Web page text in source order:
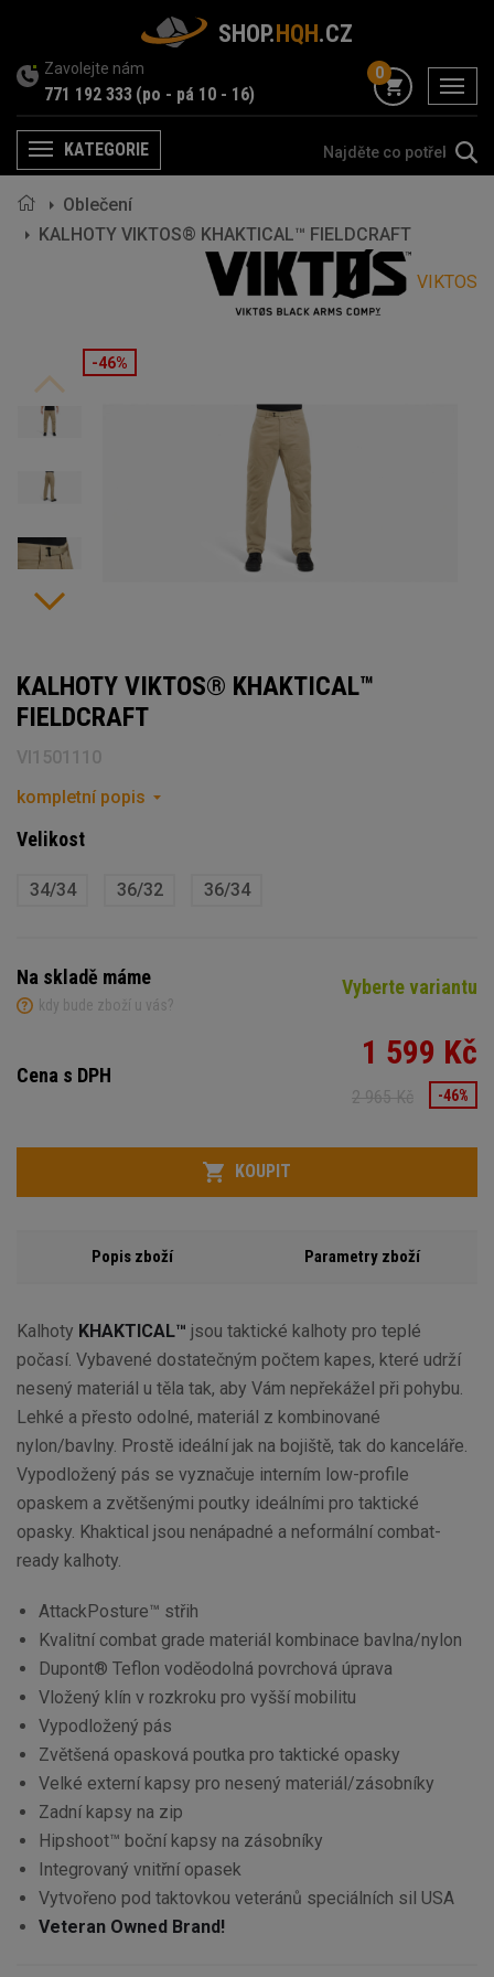
SHOP.HQH.CZ
Zavolejte nám
771 192 333 (po - pá 10 - 16) menu
0
MenuKATEGORIE
Oblečení
KALHOTY VIKTOS® KHAKTICAL™ FIELDCRAFT
VIKTOS
-46%
KALHOTY VIKTOS® KHAKTICAL™
FIELDCRAFT
VI1501110
kompletní popis
Velikost
34/34 36/32 36/34
Na skladě máme
kdy bude zboží u vás?
Vyberte variantu
Cena s DPH
1 599 Kč
2 965 Kč -46%
Počet
Variant
KOUPIT
Popis zboží Parametry zboží
Kalhoty KHAKTICAL™ jsou taktické kalhoty pro teplé
počasí. Vybavené dostatečným počtem kapes, které udrží
nesený materiál u těla tak, aby Vám nepřekážel při pohybu.
Lehké a přesto odolné, materiál z kombinované
nylon/bavlny. Prostě ideální jak na bojiště, tak do kanceláře.
Vypodložený pás se vyznačuje interním low-profile
opaskem a zvětšenými poutky ideálními pro taktické
opasky. Khaktical jsou nenápadné a neformální combat-
ready kalhoty.
AttackPosture™ střih
Kvalitní combat grade materiál kombinace bavlna/nylon
Dupont® Teflon voděodolná povrchová úprava
Vložený klín v rozkroku pro vyšší mobilitu
Vypodložený pás
Zvětšená opasková poutka pro taktické opasky
Velké externí kapsy pro nesený materiál/zásobníky
Zadní kapsy na zip
Hipshoot™ boční kapsy na zásobníky
Integrovaný vnitřní opasek
Vytvořeno pod taktovkou veteránů speciálních sil USA
Veteran Owned Brand!